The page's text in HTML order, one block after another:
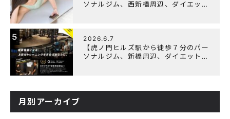
ソナルジム、西新橋周辺、ダイエット
5 2026.6.7
【虎ノ門ヒルズ駅から徒歩７分のパー
ソナルジム、新橋周辺、ダイエットに
月別アーカイブ